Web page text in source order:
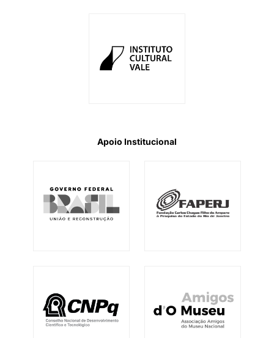
Apoio Institucional